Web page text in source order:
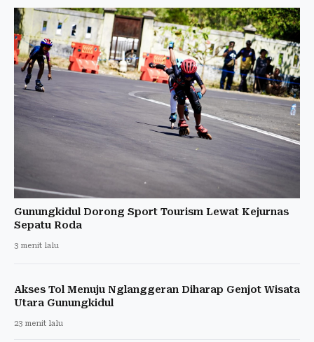
Gunungkidul Dorong Sport Tourism Lewat Kejurnas
Sepatu Roda
3 menit lalu
Akses Tol Menuju Nglanggeran Diharap Genjot Wisata
Utara Gunungkidul
23 menit lalu